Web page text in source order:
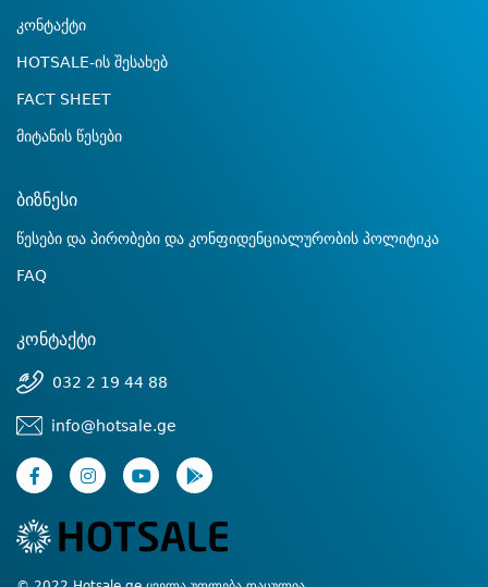
კონტაქტი
HOTSALE-ის შესახებ
FACT SHEET
მიტანის წესები
ბიზნესი
წესები და პირობები და კონფიდენციალურობის პოლიტიკა
FAQ
კონტაქტი
032 2 19 44 88
info@hotsale.ge